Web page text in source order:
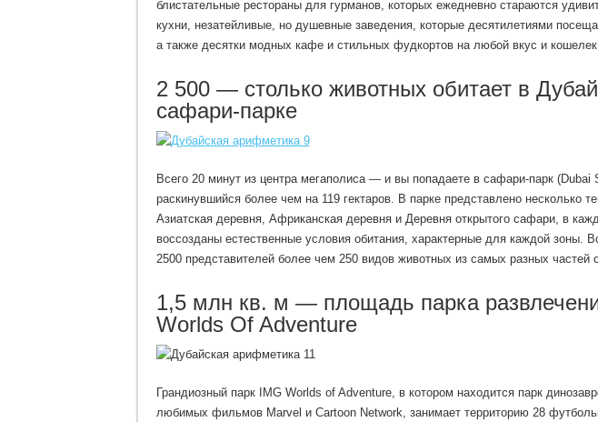
блистательные рестораны для гурманов, которых ежедневно стараются
кухни, незатейливые, но душевные заведения, которые десятилетиями
а также десятки модных кафе и стильных фудкортов на любой вкус и
2 500 — столько животных обитает в
сафари-парке
Всего 20 минут из центра мегаполиса — и вы попадаете в сафари-парк (Dubai
раскинувшийся более чем на 119 гектаров. В парке представлено несколько
Азиатская деревня, Африканская деревня и Деревня открытого сафари, в
воссозданы естественные условия обитания, характерные для каждой зоны.
2500 представителей более чем 250 видов животных из самых разных частей
1,5 млн кв. м — площадь парка
Worlds Of Adventure
Грандиозный парк IMG Worlds of Adventure, в котором находится парк
любимых фильмов Marvel и Cartoon Network, занимает территорию 28